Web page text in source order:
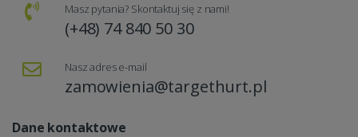
Masz pytania? Skontaktuj się z nami!
(+48) 74 840 50 30
Nasz adres e-mail
zamowienia@targethurt.pl
Dane kontaktowe